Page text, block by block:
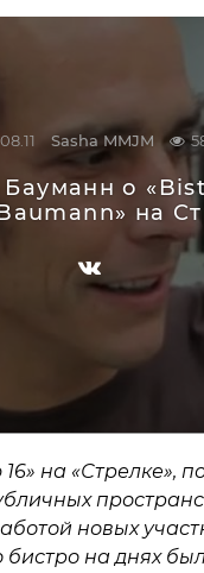
Sasha MMJM
о
на
16» на «Стрелке»,
новых
бистро на днях